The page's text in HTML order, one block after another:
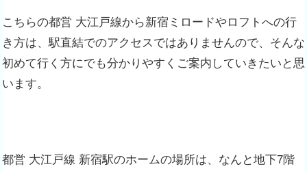
こちらの都営 大江戸線から新宿ミロードやロフトへの行
き方は、駅直結でのアクセスではありませんので、そんな
初めて行く方にでも分かりやすくご案内していきたいと思
います。
都営 大江戸線 新宿駅のホームの場所は、なんと地下7階